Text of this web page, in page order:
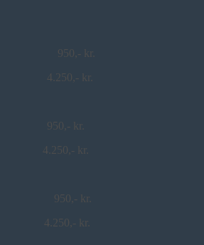
950,- kr.
4.250,- kr.
950,- kr.
4.250,- kr.
950,- kr.
4.250,- kr.